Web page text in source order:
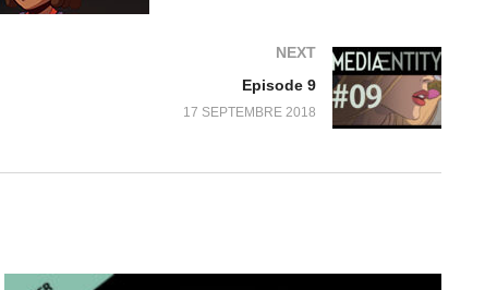
NEXT
Episode 9
17 SEPTEMBRE 2018